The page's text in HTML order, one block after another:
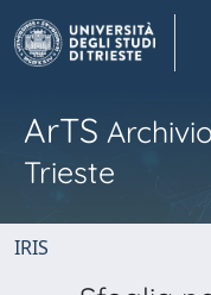
ArTS
Trieste
IRIS